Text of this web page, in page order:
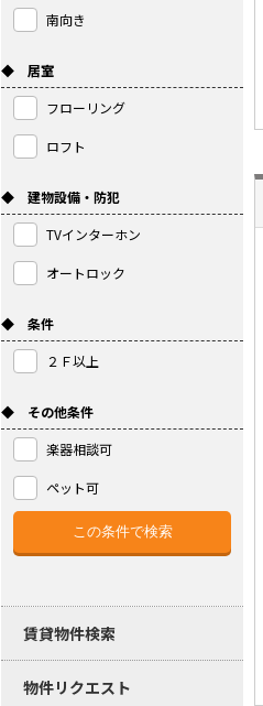
南向き
◆ 居室
フローリング
ロフト
◆ 建物設備・防犯
TVインターホン
オートロック
◆ 条件
２Ｆ以上
◆ その他条件
楽器相談可
ペット可
賃貸物件検索
物件リクエスト